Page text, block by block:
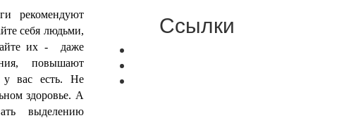
рекомендуют
себя людьми,
их - даже
повышают
у вас есть. Не
здоровье. А
выделению
Ссылки